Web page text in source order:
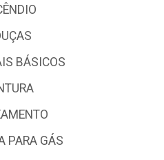
BÁSICOS
PARA GÁS